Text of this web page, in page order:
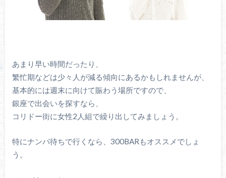
あまり早い時間だったり、
繁忙期などは少々人が減る傾向にあるかもしれませんが、
基本的には週末に向けて賑わう場所ですので、
銀座で出会いを探すなら、
コリドー街に女性2人組で繰り出してみましょう。
特にナンパ待ちで行くなら、300BARもオススメでしょ
う。